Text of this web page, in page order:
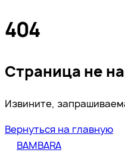
404
Страница не
Извините,
Вернуться на главную
BAMBARA